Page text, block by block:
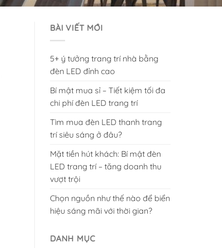
BÀI VIẾT MỚI
5+ ý tưởng trang trí nhà bằng
đèn LED đỉnh cao
Bí mật mua sỉ – Tiết kiệm tối đa
chi phí đèn LED trang trí
Tìm mua đèn LED thanh trang
trí siêu sáng ở đâu?
Mặt tiền hút khách: Bí mật đèn
LED trang trí – tăng doanh thu
vượt trội
Chọn nguồn như thế nào để biển
hiệu sáng mãi với thời gian?
DANH MỤC